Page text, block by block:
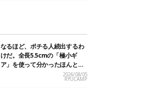
なるほど、ポチる人続出するわ
けだ。全長5.5cmの「極小ギ
ア」を使って分かったほんとの
2026/08/05
RYUCAMP